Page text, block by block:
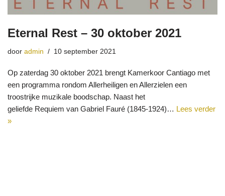
Eternal Rest – 30 oktober 2021
door admin 10 september 2021
Op zaterdag 30 oktober 2021 brengt Kamerkoor Cantiago met
een programma rondom Allerheiligen en Allerzielen een
troostrijke muzikale boodschap. Naast het
geliefde Requiem van Gabriel Fauré (1845-1924)… Lees verder
»